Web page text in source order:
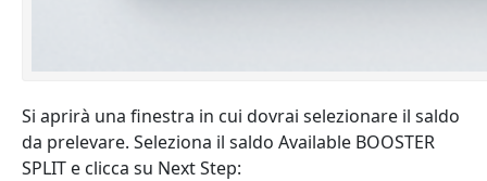
Si aprirà una finestra in cui dovrai selezionare il saldo
da prelevare. Seleziona il saldo Available BOOSTER
SPLIT e clicca su Next Step: